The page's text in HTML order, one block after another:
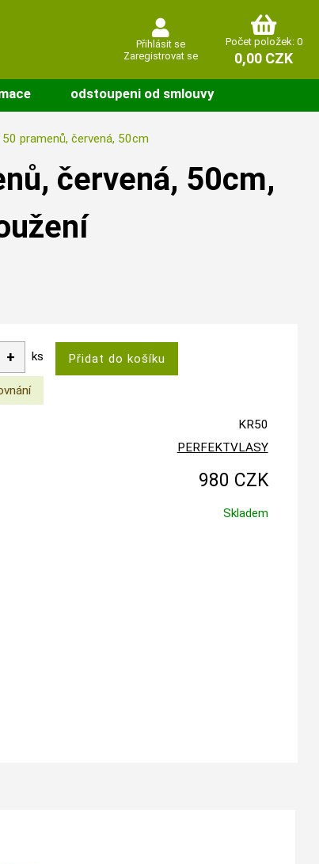
Počet položek: 0
0,00 CZK
Přihlásit se
Zaregistrovat se
odstoupeni od smlouvy
pramenů, červená, 50cm
červená, 50cm,
ks
KR50
PERFEKTVLASY
980 CZK
Skladem